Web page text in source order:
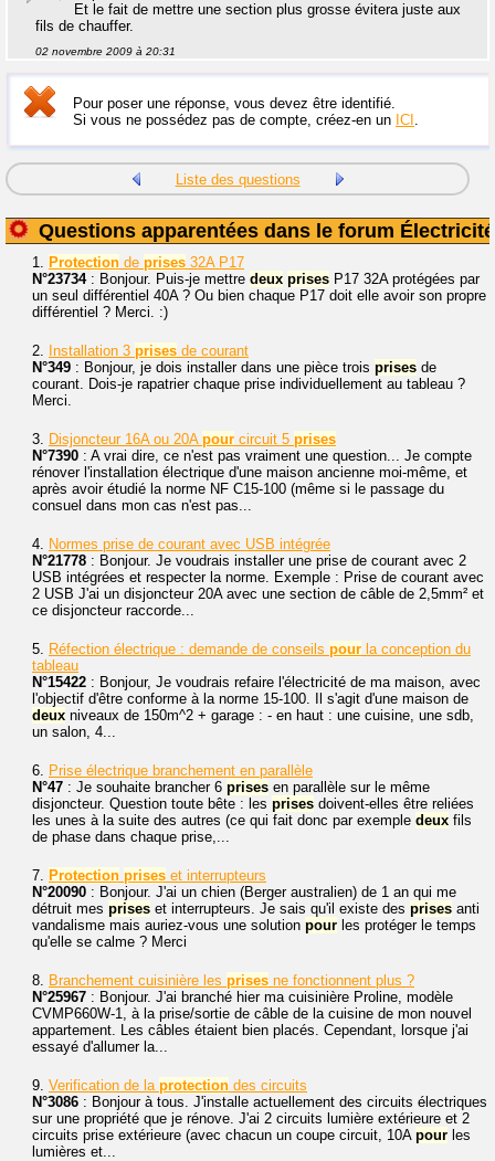
Et le fait de mettre une section plus grosse évitera juste aux
fils de chauffer.
02 novembre 2009 à 20:31
Pour poser une réponse, vous devez être identifié.
Si vous ne possédez pas de compte, créez-en un ICI .
Liste des questions
Questions apparentées dans le forum Électricité
1. Protection de prises 32A P17
N°23734: Bonjour. Puis-je mettre deux prises P17 32A protégées par
un seul différentiel 40A ? Ou bien chaque P17 doit elle avoir son propre
différentiel ? Merci. :)
2. Installation 3 prises de courant
N°349 : Bonjour, je dois installer dans une pièce trois prises de
courant. Dois-je rapatrier chaque prise individuellement au tableau ?
Merci.
3. Disjoncteur 16A ou 20A pour circuit 5 prises
N°7390 : A vrai dire, ce n'est pas vraiment une question... Je compte
rénover l'installation électrique d'une maison ancienne moi-même, et
après avoir étudié la norme NF C15-100 (même si le passage du
consuel dans mon cas n'est pas...
4. Normes prise de courant avec USB intégrée
N°21778 : Bonjour. Je voudrais installer une prise de courant avec 2
USB intégrées et respecter la norme. Exemple : Prise de courant avec
2 USB J'ai un disjoncteur 20A avec une section de câble de 2,5mm² et
ce disjoncteur raccorde...
5. Réfection électrique : demande de conseils pour la conception du
tableau
N°15422 : Bonjour, Je voudrais refaire l'électricité de ma maison, avec
l'objectif d'être conforme à la norme 15-100. Il s'agit d'une maison de
deux niveaux de 150m^2 + garage : - en haut : une cuisine, une sdb,
un salon, 4...
6. Prise électrique branchement en parallèle
N°47 : Je souhaite brancher 6 prises en parallèle sur le même
disjoncteur. Question toute bête : les prises doivent-elles être reliées
les unes à la suite des autres (ce qui fait donc par exemple deux fils
de phase dans chaque prise,...
7. Protection prises et interrupteurs
N°20090 : Bonjour. J'ai un chien (Berger australien) de 1 an qui me
détruit mes prises et interrupteurs. Je sais qu'il existe des prises anti
vandalisme mais auriez-vous une solution pour les protéger le temps
qu'elle se calme ? Merci
8. Branchement cuisinière les prises ne fonctionnent plus ?
N°25967 : Bonjour. J'ai branché hier ma cuisinière Proline, modèle
CVMP660W-1, à la prise/sortie de câble de la cuisine de mon nouvel
appartement. Les câbles étaient bien placés. Cependant, lorsque j'ai
essayé d'allumer la...
9. Verification de la protection des circuits
N°3086 : Bonjour à tous. J'installe actuellement des circuits électriques
sur une propriété que je rénove. J'ai 2 circuits lumière extérieure et 2
circuits prise extérieure (avec chacun un coupe circuit, 10A pour les
lumières et...